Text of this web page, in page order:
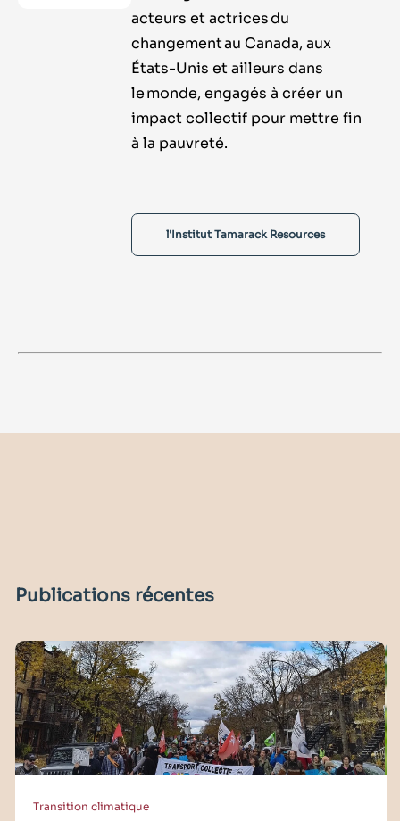
acteurs et actrices du
changement au Canada, aux
États-Unis et ailleurs dans
le monde, engagés à créer un
impact collectif pour mettre fin
à la pauvreté.
l'Institut Tamarack Resources
Publications récentes
Transition climatique